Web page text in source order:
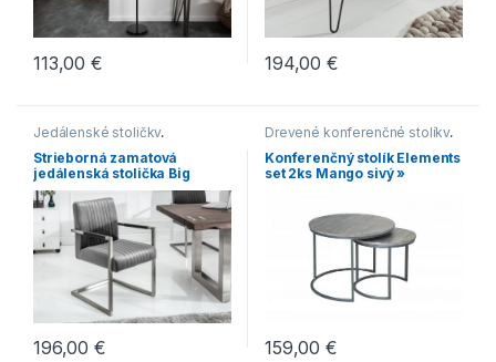
113,00€ 194,00€
Jedálenské stoličky,
Jedálenské stoličky s
kovovou podnožou,
Jedálenské stoličky s
lyžinovým podstavcom,
Jedálenské stoličky v
modernom štýle,Novinky
Stoličky
Strieborná zamatová
jedálenská stolička Big
Aston »
196,00€
Drevené konferenčné stolíky,
Konferenčné stolíky,
Konferenčné stolíky v
modernom štýle
Malé
konferenčné stolíky,Novinky
Oblé konferenčné stolíky
Konferenčný stolík Elements
set 2ks Mango sivý »
159,00€